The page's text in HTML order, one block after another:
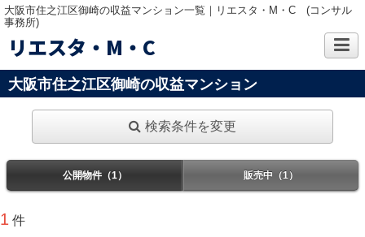
大阪市住之江区御崎の収益マンション一覧｜リエスタ・M・C (コンサル
事務所)
リエスタ・M・C
大阪市住之江区御崎の収益マンション
検索条件を変更
公開物件（1） 販売中（1）
1 件